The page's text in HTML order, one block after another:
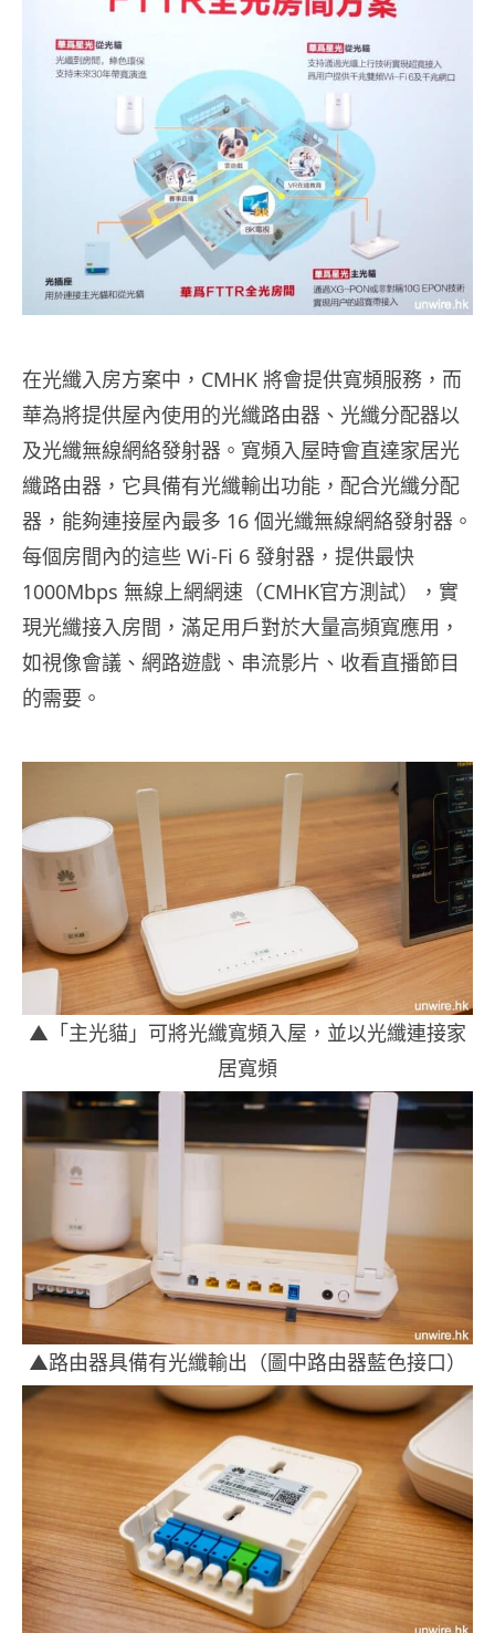
在光纖入房方案中，CMHK 將會提供寬頻服務，而
華為將提供屋內使用的光纖路由器、光纖分配器以
及光纖無線網絡發射器。寬頻入屋時會直達家居光
纖路由器，它具備有光纖輸出功能，配合光纖分配
器，能夠連接屋內最多 16 個光纖無線網絡發射器。
每個房間內的這些 Wi-Fi 6 發射器，提供最快
1000Mbps 無線上網網速（CMHK官方測試），實
現光纖接入房間，滿足用戶對於大量高頻寬應用，
如視像會議、網路遊戲、串流影片、收看直播節目
的需要。
▲「主光貓」可將光纖寬頻入屋，並以光纖連接家
居寬頻
▲路由器具備有光纖輸出（圖中路由器藍色接口）